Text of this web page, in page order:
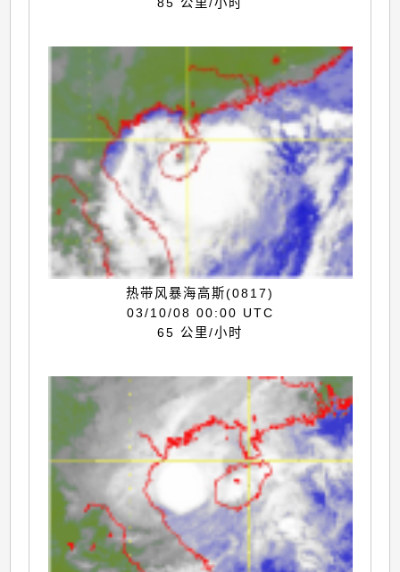
热带风暴海高斯(0817)
03/10/08 00:00 UTC
65 公里/小时